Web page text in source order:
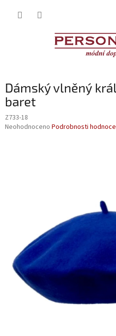
Dámský vlněný
baret
Z733-18
Průměrné
Neohodnoceno Podrobnosti